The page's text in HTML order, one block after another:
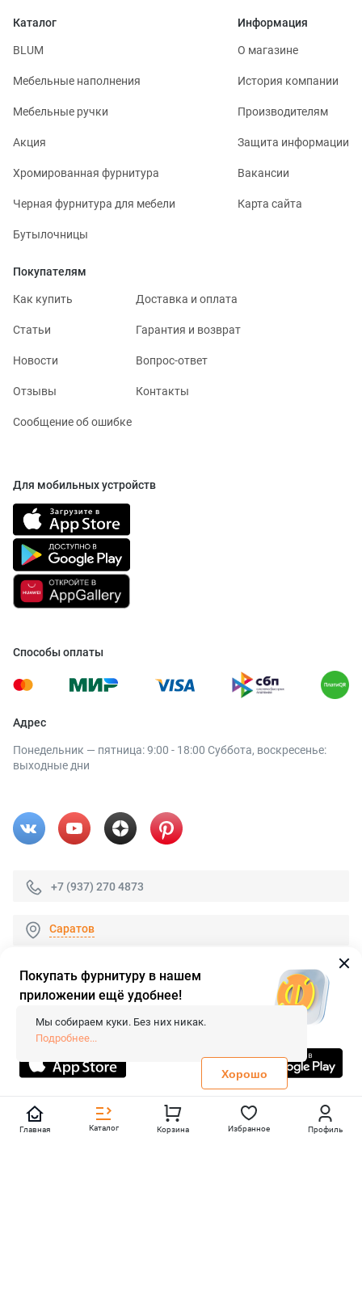
Каталог
BLUM
Мебельные наполнения
Мебельные ручки
Акция
Хромированная фурнитура
Черная фурнитура для мебели
Бутылочницы
Информация
О магазине
История компании
Производителям
Защита информации
Вакансии
Карта сайта
Покупателям
Как купить Доставка и оплата
Статьи Гарантия и возврат
Новости Вопрос-ответ
Отзывы Контакты
Сообщение об ошибке
Для мобильных устройств
Способы оплаты
Адрес
Понедельник — пятница: 9:00 - 18:00 Суббота, воскресенье:
выходные дни
+7 (937) 270 4873
Саратов
© 2026 «FieraShop.ru»
Сопровождение сайта
- Вебформат.
Все права защищены.
Не является публичной офертой
Политика конфиденциальности
Главная Каталог Корзина Избранное Профиль
Покупать фурнитуру в нашем
приложении ещё удобнее!
Мы собираем куки. Без них никак.
Подробнее...
Хорошо